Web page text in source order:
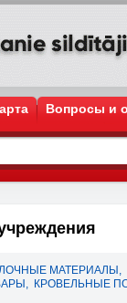
Вопросы и
МАТЕРИАЛЫ ,
, КРОВЕЛЬНЫЕ